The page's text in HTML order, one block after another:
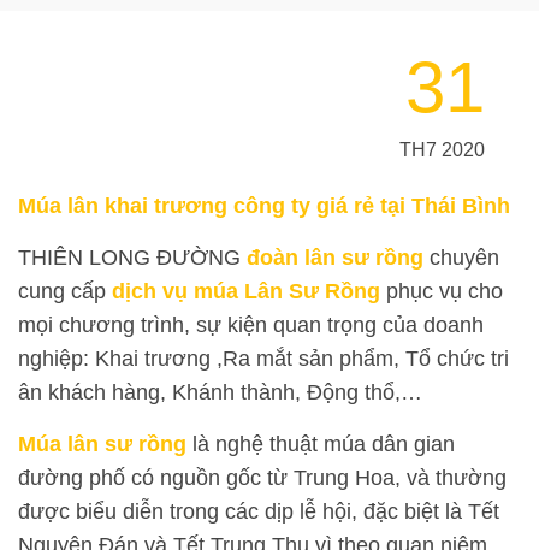
31
TH7 2020
Múa lân khai trương công ty giá rẻ tại Thái Bình
THIÊN LONG ĐƯỜNG đoàn lân sư rồng chuyên
cung cấp dịch vụ múa Lân Sư Rồng phục vụ cho
mọi chương trình, sự kiện quan trọng của doanh
nghiệp: Khai trương ,Ra mắt sản phẩm, Tổ chức tri
ân khách hàng, Khánh thành, Động thổ,…
Múa lân sư rồng là nghệ thuật múa dân gian
đường phố có nguồn gốc từ Trung Hoa, và thường
được biểu diễn trong các dịp lễ hội, đặc biệt là Tết
Nguyên Đán và Tết Trung Thu vì theo quan niệm